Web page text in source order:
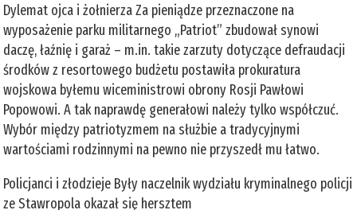
Dylemat ojca i żołnierza Za pieniądze przeznaczone na
wyposażenie parku militarnego „Patriot” zbudował synowi
daczę, łaźnię i garaż – m.in. takie zarzuty dotyczące defraudacji
środków z resortowego budżetu postawiła prokuratura
wojskowa byłemu wiceministrowi obrony Rosji Pawłowi
Popowowi. A tak naprawdę generałowi należy tylko współczuć.
Wybór między patriotyzmem na służbie a tradycyjnymi
wartościami rodzinnymi na pewno nie przyszedł mu łatwo.
Policjanci i złodzieje Były naczelnik wydziału kryminalnego policji
ze Stawropola okazał się hersztem